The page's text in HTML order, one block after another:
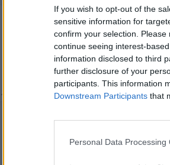
If you wish to opt-out of the
sensitive information for
confirm your selection.
continue seeing interest-
information disclosed to third
further disclosure of your
participants. This information
Downstream Participants that
Personal Data Processing
ΟΙΚΟΝΟΜΙΑ
Ο ΣΕΒΤ για την Παγκόσμια
Διατροφής
13/10/2017 - 03:00